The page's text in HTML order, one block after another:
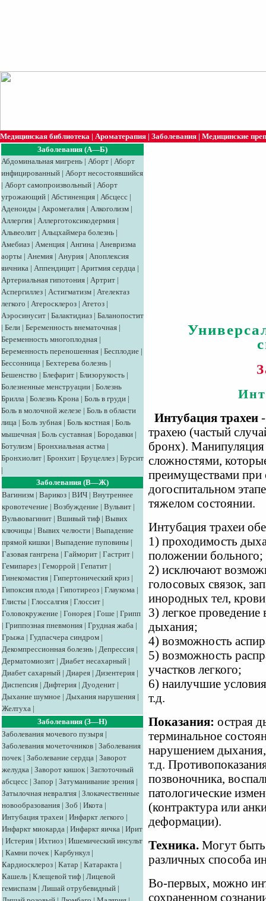
Медицинская библиотека | Ароматерапия | Заболевания | Медицинские
Заболевания (А—Б)
Абдоминальная мигрень | Аборт | Аборт
инфицированный | Аборт несостоявшийся
| Аборт самопроизвольный | Аборт
угрожающий | Абстиненция | Абсцесс |
Аденоиды | Акромегалия | Алкоголизм |
Аллергия | Аллерготоксикодермия |
Альвеолит | Альцхаймера болезнь |
Амебиаз | Аменция | Ангина | Аневризма
аорты | Анемия | Анурия | Апоплексия
яичника | Аппендицит | Аритмия сердца |
Артериальная гипотония | Артрит |
Аспергиллез | Астигматизм | Ателектаз
легкого | Атеросклероз | Атетоз |
Аэросинусит | Балактидиаз | Баланопостит
| Бели | Беременность внематочная |
Беременность многоплодная |
Беременность переношенная | Бесплодие |
Бессонница | Бехтерева болезнь |
Бешенство | Блефарит | Близорукость |
Болезненные менструации | Болезнь
Брилла | Болезнь Крона | Боль в груди |
Боль в молочной железе | Боль в области
лица | Боль зубная | Боль костная | Боль
мышечная | Боль суставная | Бородавки |
Ботулизм | Бронхиальная астма |
Бронхиолит | Бронхит | Бруцеллез | Бурсит
|
Заболевания (В—Ж)
Вагинизм | Варикоз | ВИЧ | Внутреннее
кровотечение | Возбуждение | Вульвит |
Вульвовагинит | Вшивый тиф | Вывих
ключицы | Вывих челюсти | Выпадение
прямой кишки | Выпадение пуповины |
Газовая гангрена | Гайморит | Гастрит |
Гемипарез | Геморрой | Гепатит |
Гинекомастия | Гипертонический криз |
Гипоксия плода | Гипотиреоз | Глаукома |
Глисты | Глоссалгия | Глоссит |
Головокружение | Гонорея | Гоше | Грипп
| Гриппозная пневмония | Грудная жаба |
Грыжа | Гудпасчера синдром |
Декомпрессионная болезнь | Депрессия |
Дерматомиозит | Диабет несахарный |
Диабет сахарный | Диарея | Дизентерия |
Диспепсия | Дифтерия | Дуоденит |
Дыхание шумное | Дыхания нарушения |
Желтуха |
Заболевания (З—Н)
Заболевания мочевого пузыря |
Заболевания мочеточников | Заболевания
почек | Заболевание сердца | Заворот
желудка | Заворот кишок | Заглоточный
абсцесс | Запор | Затуманивание зрения |
Затылочная невралгия | Злокачественные
новообразования | Зоб | Икота |
Интубация трахеи | Инфаркт легкого |
Инфаркт миокарда | Инфаркт яичка | Ирит
| Истерия | Ихтиоз | Ишемический инсульт
| Камни почек | Карбункул |
Кардиосклероз | Катар | Катаракта |
Кашель | Клещевой тиф | Лицевой
гемиспазм | Лишай отрубевидный |
Интубация трахеи
трахею (частый
бронх). Манипуляция
сложностями,
преимуществами при
догоспитальном
тяжелом состоянии.
Интубация трахеи
1) проходимость
положении больного;
2) исключают
голосовых связок,
инородных тел,
3) легкое
дыхания;
4) возможность
5) возможность
участков легкого;
6) наилучшие
т.д.
Показания: острая
терминальное
нарушением
т.д.
позвоночника,
патологические
(контрактура или
деформации).
Техника. Могут быть
различных способа
Во-первых, можно
сохраненном